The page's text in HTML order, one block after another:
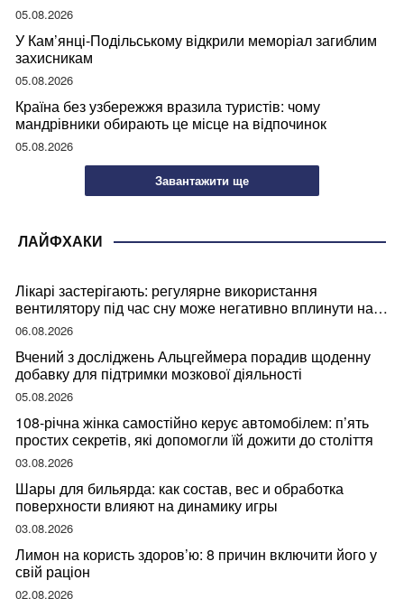
05.08.2026
У Кам’янці-Подільському відкрили меморіал загиблим
захисникам
05.08.2026
Країна без узбережжя вразила туристів: чому
мандрівники обирають це місце на відпочинок
05.08.2026
Завантажити ще
ЛАЙФХАКИ
Лікарі застерігають: регулярне використання
вентилятору під час сну може негативно вплинути на
ваше здоров’я
06.08.2026
Вчений з досліджень Альцгеймера порадив щоденну
добавку для підтримки мозкової діяльності
05.08.2026
108-річна жінка самостійно керує автомобілем: п’ять
простих секретів, які допомогли їй дожити до століття
03.08.2026
Шары для бильярда: как состав, вес и обработка
поверхности влияют на динамику игры
03.08.2026
Лимон на користь здоров’ю: 8 причин включити його у
свій раціон
02.08.2026